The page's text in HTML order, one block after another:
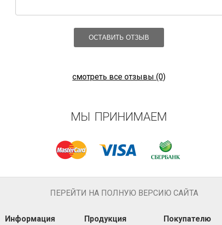
ОСТАВИТЬ ОТЗЫВ
смотреть все отзывы (0)
МЫ ПРИНИМАЕМ
ПЕРЕЙТИ НА ПОЛНУЮ ВЕРСИЮ САЙТА
Информация Продукция Покупателю